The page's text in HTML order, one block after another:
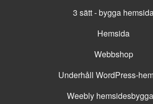
3 sätt - bygga
Hemsida
Webbshop
Underhåll WordPress-
Weebly